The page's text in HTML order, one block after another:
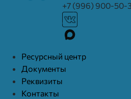
+7 (996) 900-50-
Ресурcный центр
Документы
Реквизиты
Контакты